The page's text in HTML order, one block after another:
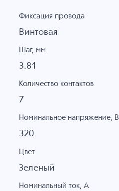
Фиксация провода
Винтовая
Шаг, мм
3.81
Количество контактов
7
Номинальное напряжение, B
320
Цвет
Зеленый
Номинальный ток, А